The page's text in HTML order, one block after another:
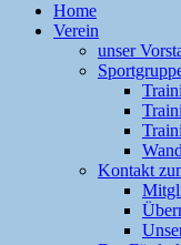
Home
Verein
unser
Kontakt